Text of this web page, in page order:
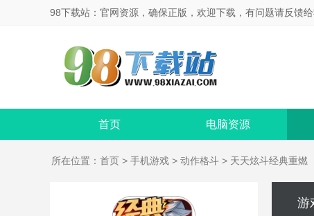
98下载站：官网资源，确保正版，欢迎下载，有问题请反馈给
首页 电脑资源
所在位置： 首页 > 手机游戏 > 动作格斗 > 天天炫斗经典重燃
游